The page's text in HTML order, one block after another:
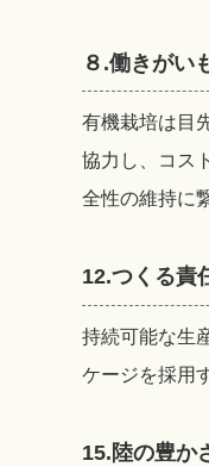
８.働きがい
有機栽培は目
協力し、コス
全性の維持に
12.つくる責
持続可能な生
ケージを採用
15.陸の豊か